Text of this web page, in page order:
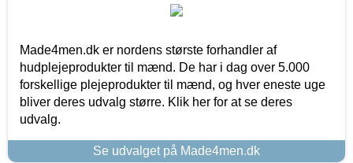
Made4men.dk er nordens største forhandler af
hudplejeprodukter til mænd. De har i dag over 5.000
forskellige plejeprodukter til mænd, og hver eneste uge
bliver deres udvalg større. Klik her for at se deres
udvalg.
Se udvalget på Made4men.dk